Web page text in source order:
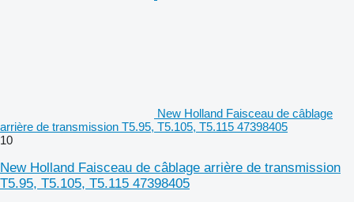
New Holland Faisceau de câblage
arrière de transmission T5.95, T5.105, T5.115 47398405
10
New Holland Faisceau de câblage arrière de transmission
T5.95, T5.105, T5.115 47398405